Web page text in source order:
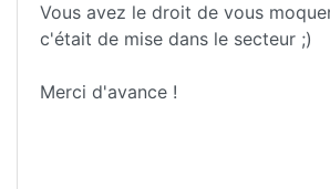
Vous avez le droit de vous
c'était de mise dans le secteur ;)
Merci d'avance !